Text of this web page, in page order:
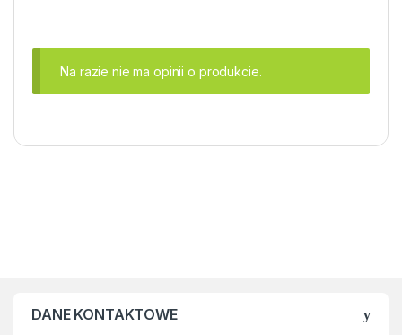
Na razie nie ma opinii o produkcie.
DANE KONTAKTOWE